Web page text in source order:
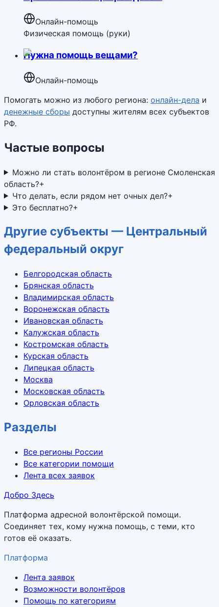
Онлайн-помощь
Физическая помощь (руки)
Нужна помощь вещами?
Онлайн-помощь
Помогать можно из любого региона: онлайн-дела и
денежные сборы доступны жителям всех субъектов
РФ.
Частые вопросы
Можно ли стать волонтёром в регионе Смоленская
область?+
Что делать, если рядом нет очных дел?+
Это бесплатно?+
Другие субъекты — Центральный
федеральный округ
Белгородская область
Брянская область
Владимирская область
Воронежская область
Ивановская область
Калужская область
Костромская область
Курская область
Липецкая область
Москва
Московская область
Орловская область
Разделы
Все регионы России
Все категории помощи
Лента всех заявок
Добро Здесь
Платформа адресной волонтёрской помощи.
Соединяет тех, кому нужна помощь, с теми, кто
готов её оказать.
Платформа
Лента заявок
Возможности волонтёров
Помощь по категориям